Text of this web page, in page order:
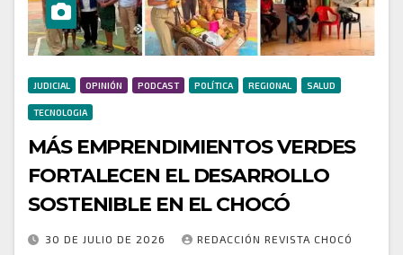
JUDICIAL OPINIÓN PODCAST POLÍTICA REGIONAL SALUD
TECNOLOGIA
MÁS EMPRENDIMIENTOS VERDES
FORTALECEN EL DESARROLLO
SOSTENIBLE EN EL CHOCÓ
30 DE JULIO DE 2026 REDACCIÓN REVISTA CHOCÓ